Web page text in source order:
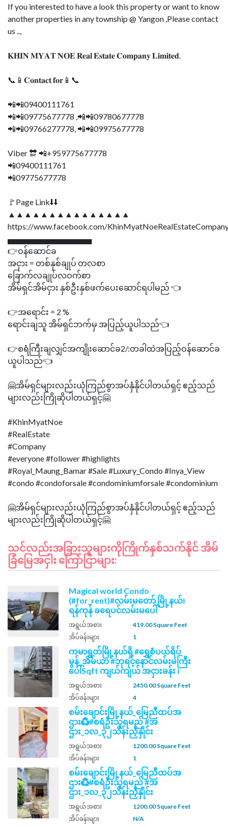
If you interested to have a look this property or want to know
another properties in any township @ Yangon ,Please contact
us ..,
𝐊𝐇𝐈𝐍 𝐌𝐘𝐀𝐓 𝐍𝐎𝐄 𝐑𝐞𝐚𝐥 𝐄𝐬𝐭𝐚𝐭𝐞 𝐂𝐨𝐦𝐩𝐚𝐧𝐲 𝐋𝐢𝐦𝐢𝐭𝐞𝐝.
📞📱𝐂𝐨𝐧𝐭𝐚𝐜𝐭 𝐟𝐨𝐫📱📞
📲📲09400111761
📲📲09775677778 ,📲📲09780677778
📲📲09766277778, 📲📲09975677778
Viber 🔛 📲+959775677778
📲09400111761
📲09775677778
🚩Page Link⬇⬇
▲▲▲▲▲▲▲▲▲▲▲▲▲▲▲
https://www.facebook.com/
▄▄▄▄▄▄▄▄▄▄▄▄▄▄▄
👉ဝန်ဆောင်ခ
အငှား = တစ်နှစ်ချုပ် တလစာ
ခြောက်လချုပ်လဝက်စာ
အိမ်ရှင်အိမ်ငှား နှစ်ဦးနှစ်ဖက်ပေးဆောင်ရပါမည် 👈
👉အရောင်း = 2 %
ရောင်းချသူ အိမ်ရှင်ဘက်မှ အပြည့်ယူပါသည်👈
👉စရံကြီးချလျှင်အကျိုးဆောင်ခ2/:တခါထဲအပြည့်ဝန်ဆောင်ခ
ယူပါသည်👈
🤗အိမ်ရှင်များလည်းယုံကြည်စွာအပ်နှံနိုင်ပါတယ်ရှင့် ဧည့်သည်
များလည်းကြိုဆိုပါတယ်ရှင့်🤗
#KhinMyatNoe
#RealEstate
#Company
#everyone #follower #highlights
#Royal_Maung_Bamar #Sale #Luxury_Condo #Inya_View
#condo #condoforsale #condominiumforsale #condominium
🤗အိမ်ရှင်များလည်းယုံကြည်စွာအပ်နှံနိုင်ပါတယ်ရှင့် ဧည့်သည်
သင်လည်းအခြားသူများကိုကြိုက်နှစ်သက်နိုင် အိမ်
ခြံမြေအငှါး ကြော်ငြာများ:
Magical world Condo
(#for_rent)#လမ်းမတော် မြို့နယ်၊
ရန်ကုန် ခရေပင်လမ်းမပေါ်
အရွယ်အစား
419.00 Square Feet
အိပ်ခန်းများ
1
ကမာရွတ်မြို့နယ်ရှိ #ရွှေစံပယ်ရိပ်
မွန်_အိမ်ယာ #ဘုရင့်နောင်လမ်းမကြီး
ပေါ်Sqft ကျယ်ကျယ် အငှားခန်း ၊
အရွယ်အစား
2450.00 Square Feet
အိပ်ခန်းများ
4
စမ်းချောင်းမြို့နယ်_မြေညီထပ်အ
ဌား♻️#စရံဦးသူရမည် #အ
ဌား_၁လ_၃၂သိန်းညှိနှိုင်း
အရွယ်အစား
1200.00 Square Feet
အိပ်ခန်းများ
1
စမ်းချောင်းမြို့နယ်_မြေညီထပ်အ
ဌား♻️#စရံဦးသူရမည် #အ
ဌား_၁လ_၃၂သိန်းညှိနှိုင်း
အရွယ်အစား
1200.00 Square Feet
အိပ်ခန်းများ
N/A